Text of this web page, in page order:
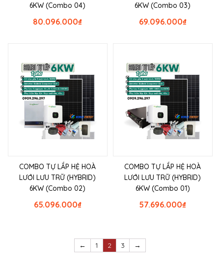
6KW (Combo 04)
₫
80.096.000
6KW (Combo 03)
₫
69.096.000
COMBO TỰ LẮP HỆ HOÀ
LƯỚI LƯU TRỮ (HYBRID)
6KW (Combo 02)
₫
65.096.000
COMBO TỰ LẮP HỆ HOÀ
LƯỚI LƯU TRỮ (HYBRID)
6KW (Combo 01)
₫
57.696.000
← 1 2 3 →